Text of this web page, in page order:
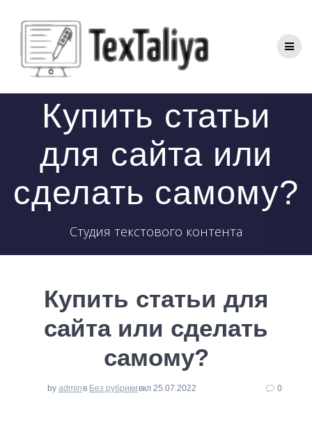
контенту
Купить статьи
для сайта или
сделать самому?
Студия текстового контента
Купить статьи для
сайта или сделать
самому?
by adminв Без рубрикивкл 25.07.2022 0